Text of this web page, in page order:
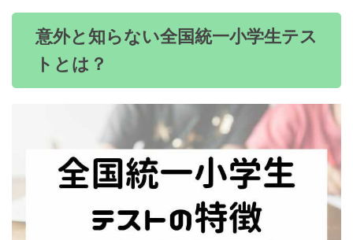
意外と知らない全国統一小学生テス
トとは？